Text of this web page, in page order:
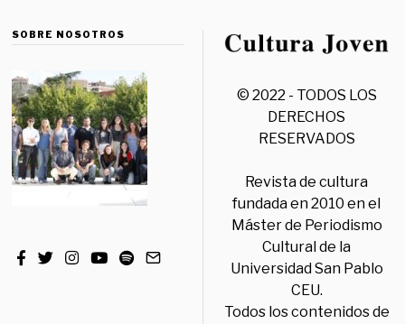
SOBRE NOSOTROS
© 2022 - TODOS LOS
DERECHOS
RESERVADOS
Revista de cultura
fundada en 2010 en el
Máster de Periodismo
Cultural de la
Universidad San Pablo
CEU.
Todos los contenidos de